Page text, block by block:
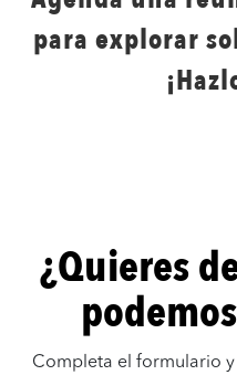
para explorar
¿Quieres
Completa el formulario